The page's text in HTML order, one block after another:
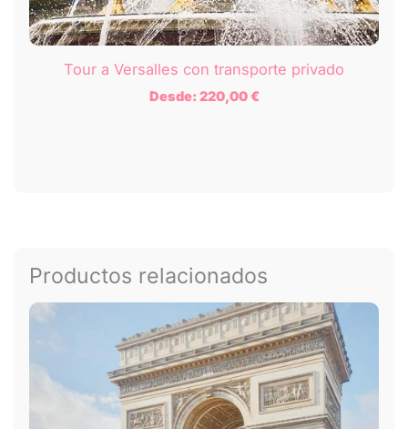
Tour a Versalles con transporte privado
Desde: 220,00€
Productos relacionados